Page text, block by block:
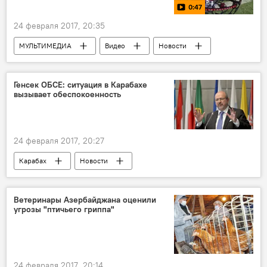
0:47
24 февраля 2017, 20:35
МУЛЬТИМЕДИА Видео
Новости
Новости мира
Генсек ОБСЕ: ситуация в Карабахе
вызывает обеспокоенность
24 февраля 2017, 20:27
Карабах
Новости
Ламберто Заньер
ОБСЕ
Обеспокоенность
жертвы
Ситуация
эскалация
Ветеринары Азербайджана оценили
угрозы "птичьего гриппа"